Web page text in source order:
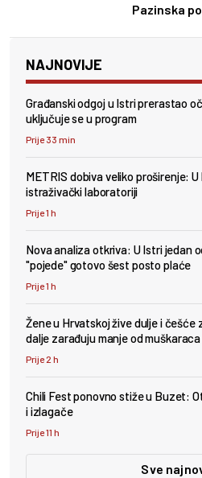
Pazinska
NAJNOVIJE
Građanski odgoj u Istri prerastao
uključuje se u program
Prije 33 min
METRIS dobiva veliko proširenje:
istraživački laboratoriji
Prije 1 h
Nova analiza otkriva: U Istri jedan
"pojede" gotovo šest posto plaće
Prije 1 h
Žene u Hrvatskoj žive dulje i
dalje zarađuju manje od muškaraca
Prije 2 h
Chili Fest ponovno stiže u Buzet:
i izlagače
Prije 11 h
Sve